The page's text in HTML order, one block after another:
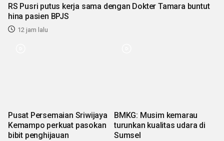
RS Pusri putus kerja sama dengan Dokter Tamara buntut
hina pasien BPJS
12 jam lalu
Pusat Persemaian Sriwijaya
Kemampo perkuat pasokan
bibit penghijauan
BMKG: Musim kemarau
turunkan kualitas udara di
Sumsel